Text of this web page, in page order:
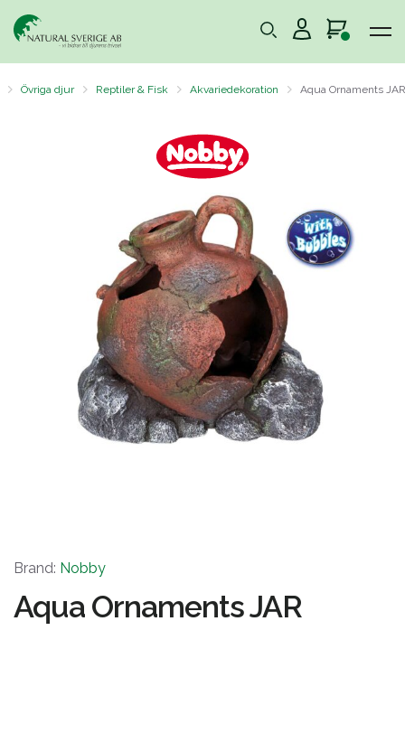
Övriga djur Reptiler & Fisk Akvariedekoration Aqua Ornaments JAR
Brand: Nobby
Aqua Ornaments JAR